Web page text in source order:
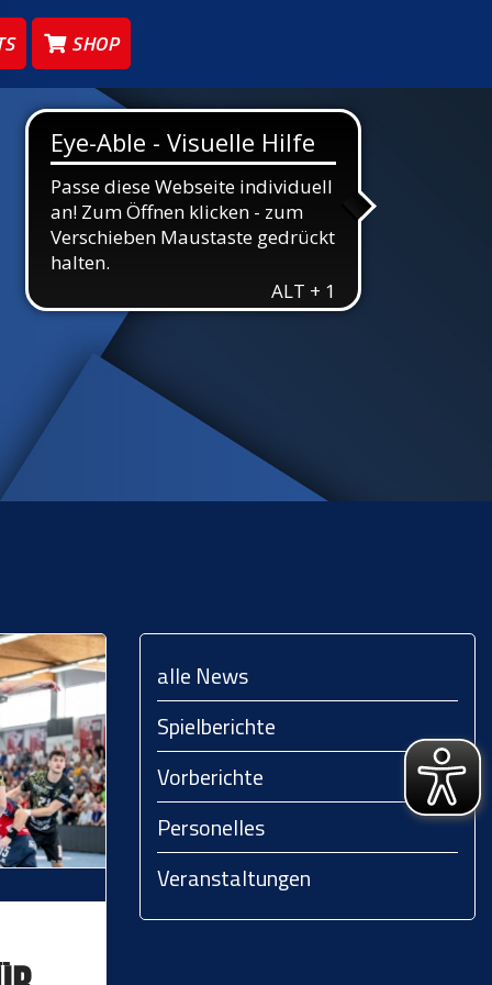
SHOP
alle News
Spielberichte
Vorberichte
Personelles
Veranstaltungen